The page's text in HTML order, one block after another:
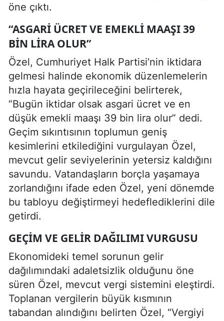
öne çıktı.
“ASGARI ÜCRET VE EMEKLI MAAŞI 39
BIN LIRA OLUR”
Özel, Cumhuriyet Halk Partisi’nin iktidara
gelmesi halinde ekonomik düzenlemelerin
hızla hayata geçirileceğini belirterek,
“Bugün iktidar olsak asgari ücret ve en
düşük emekli maaşı 39 bin lira olur” dedi.
Geçim sıkıntısının toplumun geniş
kesimlerini etkilediğini vurgulayan Özel,
mevcut gelir seviyelerinin yetersiz kaldığını
savundu. Vatandaşların borçla yaşamaya
zorlandığını ifade eden Özel, yeni dönemde
bu tabloyu değiştirmeyi hedeflediklerini dile
getirdi.
GEÇIM VE GELIR DAĞILIMI VURGUSU
Ekonomideki temel sorunun gelir
dağılımındaki adaletsizlik olduğunu öne
süren Özel, mevcut vergi sistemini eleştirdi.
Toplanan vergilerin büyük kısmının
tabandan alındığını belirten Özel, “Vergiyi